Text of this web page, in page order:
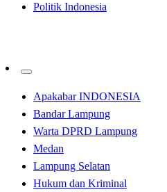
Politik Indonesia
Apakabar INDONESIA
Bandar Lampung
Warta DPRD Lampung
Medan
Lampung Selatan
Hukum dan Kriminal